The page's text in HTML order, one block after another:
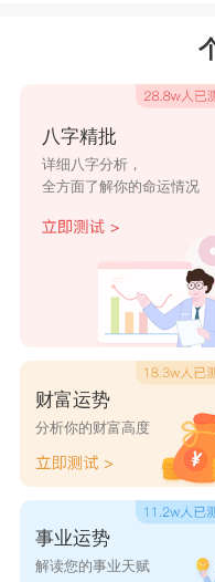
这一年非常容易遭受
容易取得成功。三合
合化水局,寅午成三合
举例说明:本身八字里
婚缘。
八字精批
详细八字分析，
全方面了解你的命运情况
财富运势
分析你的财富高度
事业运势
解读您的事业天赋